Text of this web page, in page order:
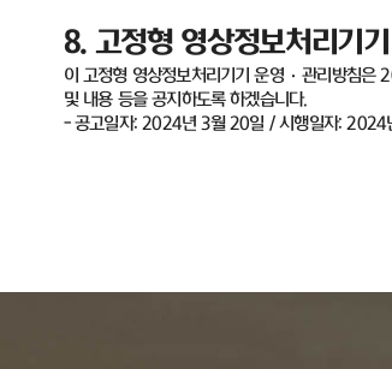
8. 고정형 영상정보처리기
이 고정형 영상정보처리기기 운영·관리방침은
및 내용 등을 공지하도록 하겠습니다.
-공고일자: 2024년3월 20일 /시행일자: 2024